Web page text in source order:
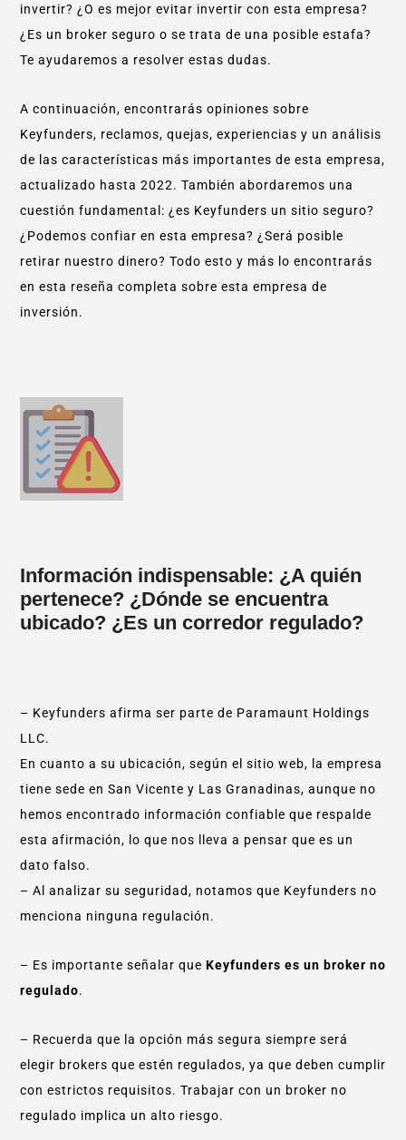
invertir? ¿O es mejor evitar invertir con esta empresa?
¿Es un broker seguro o se trata de una posible estafa?
Te ayudaremos a resolver estas dudas.
A continuación, encontrarás opiniones sobre
Keyfunders, reclamos, quejas, experiencias y un análisis
de las características más importantes de esta empresa,
actualizado hasta 2022. También abordaremos una
cuestión fundamental: ¿es Keyfunders un sitio seguro?
¿Podemos confiar en esta empresa? ¿Será posible
retirar nuestro dinero? Todo esto y más lo encontrarás
en esta reseña completa sobre esta empresa de
inversión.
Información indispensable: ¿A quién
pertenece? ¿Dónde se encuentra
ubicado? ¿Es un corredor regulado?
– Keyfunders afirma ser parte de Paramaunt Holdings
LLC.
En cuanto a su ubicación, según el sitio web, la empresa
tiene sede en San Vicente y Las Granadinas, aunque no
hemos encontrado información confiable que respalde
esta afirmación, lo que nos lleva a pensar que es un
dato falso.
– Al analizar su seguridad, notamos que Keyfunders no
menciona ninguna regulación.
– Es importante señalar que Keyfunders es un broker no
regulado.
– Recuerda que la opción más segura siempre será
elegir brokers que estén regulados, ya que deben cumplir
con estrictos requisitos. Trabajar con un broker no
regulado implica un alto riesgo.